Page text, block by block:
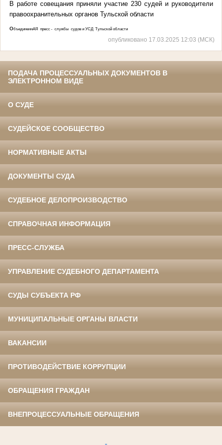
В работе совещания приняли участие 230 судей и руководители
правоохранительных органов Тульской области
объединеннАЯ пресс - службы судов и УСД Тульской области
опубликовано 17.03.2025 12:03 (МСК)
ПОДАЧА ПРОЦЕССУАЛЬНЫХ ДОКУМЕНТОВ В
ЭЛЕКТРОННОМ ВИДЕ
О СУДЕ
СУДЕЙСКОЕ СООБЩЕСТВО
НОРМАТИВНЫЕ АКТЫ
ДОКУМЕНТЫ СУДА
СУДЕБНОЕ ДЕЛОПРОИЗВОДСТВО
СПРАВОЧНАЯ ИНФОРМАЦИЯ
ПРЕСС-СЛУЖБА
УПРАВЛЕНИЕ СУДЕБНОГО ДЕПАРТАМЕНТА
СУДЫ СУБЪЕКТА РФ
МУНИЦИПАЛЬНЫЕ ОРГАНЫ ВЛАСТИ
ВАКАНСИИ
ПРОТИВОДЕЙСТВИЕ КОРРУПЦИИ
ОБРАЩЕНИЯ ГРАЖДАН
ВНЕПРОЦЕССУАЛЬНЫЕ ОБРАЩЕНИЯ